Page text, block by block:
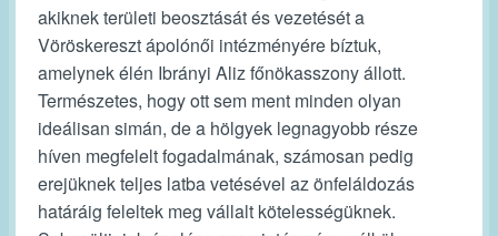
akiknek területi beosztását és vezetését a
Vöröskereszt ápolónői intézményére bíztuk,
amelynek élén Ibrányi Aliz főnökasszony állott.
Természetes, hogy ott sem ment minden olyan
ideálisan simán, de a hölgyek legnagyobb része
híven megfelelt fogadalmának, számosan pedig
erejüknek teljes latba vetésével az önfeláldozás
határáig feleltek meg vállalt kötelességüknek.